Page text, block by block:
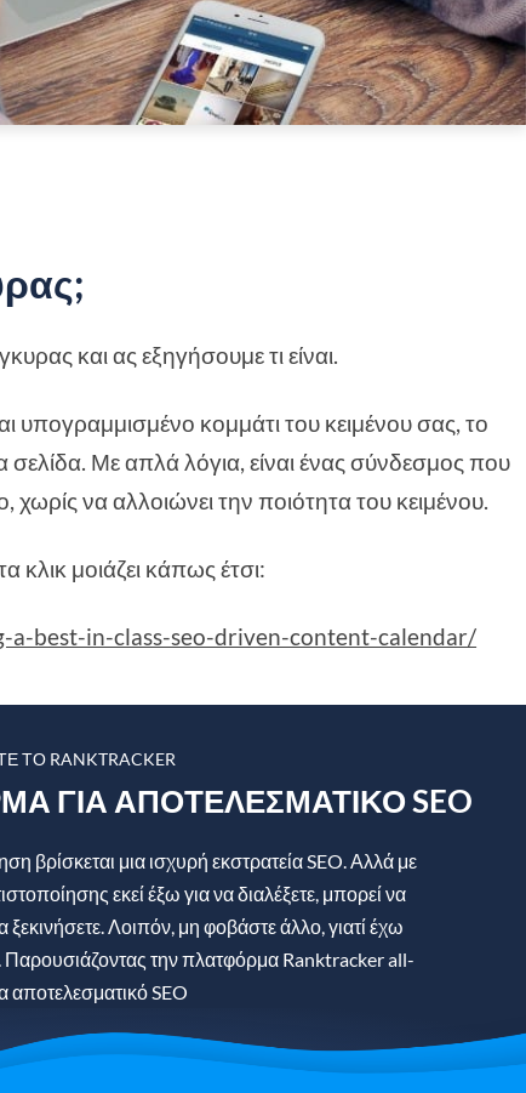
και ας εξηγήσουμε τι είναι.
υπογραμμισμένο κομμάτι του κειμένου σας, το
σελίδα. Με απλά λόγια, είναι ένας σύνδεσμος που
χωρίς να αλλοιώνει την ποιότητα του κειμένου.
μοιάζει κάπως έτσι:
best-in-class-seo-driven-content-calendar/
ΤΟ RANKTRACKER
ΓΙΑ ΑΠΟΤΕΛΕΣΜΑΤΙΚΌ SEO
βρίσκεται μια ισχυρή εκστρατεία SEO. Αλλά με
εκεί έξω για να διαλέξετε, μπορεί να
Λοιπόν, μη φοβάστε άλλο, γιατί έχω
την πλατφόρμα Ranktracker all-
αποτελεσματικό SEO